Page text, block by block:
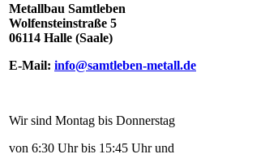
Metallbau Samtleben
Wolfensteinstraße 5
06114 Halle (Saale)
E-Mail: info@samtleben-metall.de
Wir sind Montag bis Donnerstag
von 6:30 Uhr bis 15:45 Uhr und